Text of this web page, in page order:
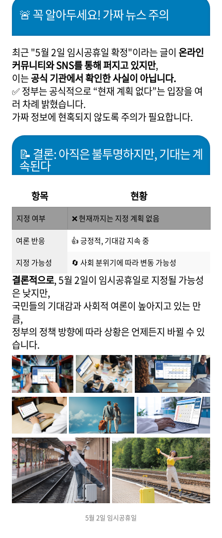
🚨 꼭 알아두세요! 가짜 뉴스 주의
최근 "5월 2일 임시공휴일 확정"이라는 글이 온라인
커뮤니티와 SNS를 통해 퍼지고 있지만,
이는공식 기관에서 확인한 사실이 아닙니다.
✅ 정부는 공식적으로 “현재 계획 없다”는 입장을 여
러 차례 밝혔습니다.
가짜 정보에 현혹되지 않도록 주의가 필요합니다.
📝 결론: 아직은 불투명하지만, 기대는 계
속된다
항목 현황
지정 여부 ❌ 현재까지는 지정 계획 없음
여론 반응
👍 긍정적, 기대감 지속 중
지정 가능성
🔄 사회 분위기에 따라 변동 가능성
결론적으로, 5월 2일이 임시공휴일로 지정될 가능성
은 낮지만,
국민들의 기대감과 사회적 여론이 높아지고 있는 만
큼,
정부의 정책 방향에 따라 상황은 언제든지 바뀔 수 있
습니다.
5월 2일 임시공휴일